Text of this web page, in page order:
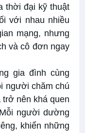
thời đại kỹ thuật
với nhau nhiều
mạng, nhưng
và cô đơn ngay
gia đình cùng
người chăm chú
nên khá quen
người dường
khiến những